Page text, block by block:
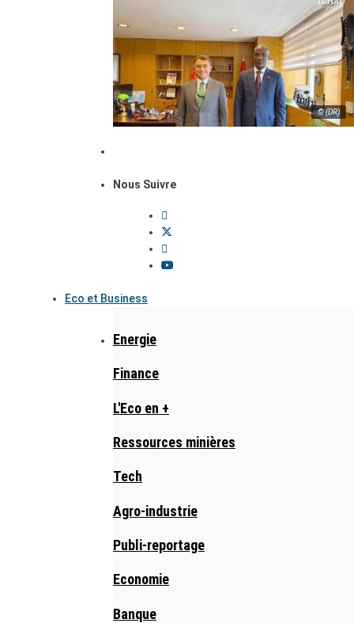
© (DR)
Nous Suivre
Eco et Business
Energie
Finance
L'Eco en +
Ressources minières
Tech
Agro-industrie
Publi-reportage
Economie
Banque